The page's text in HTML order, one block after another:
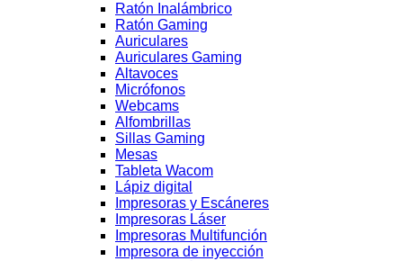
Ratón Inalámbrico
Ratón Gaming
Auriculares
Auriculares Gaming
Altavoces
Micrófonos
Webcams
Alfombrillas
Sillas Gaming
Mesas
Tableta Wacom
Lápiz digital
Impresoras y Escáneres
Impresoras Láser
Impresoras Multifunción
Impresora de inyección